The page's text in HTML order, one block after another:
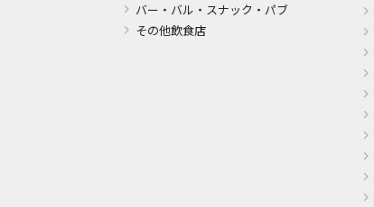
バー・バル・スナック・パブ
その他飲食店